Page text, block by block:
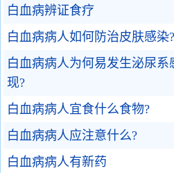
白血病辨证食疗
白血病病人如何防治皮肤感染?
白血病病人为何易发生泌尿系
现?
白血病病人宜食什么食物?
白血病病人应注意什么?
白血病病人有新药